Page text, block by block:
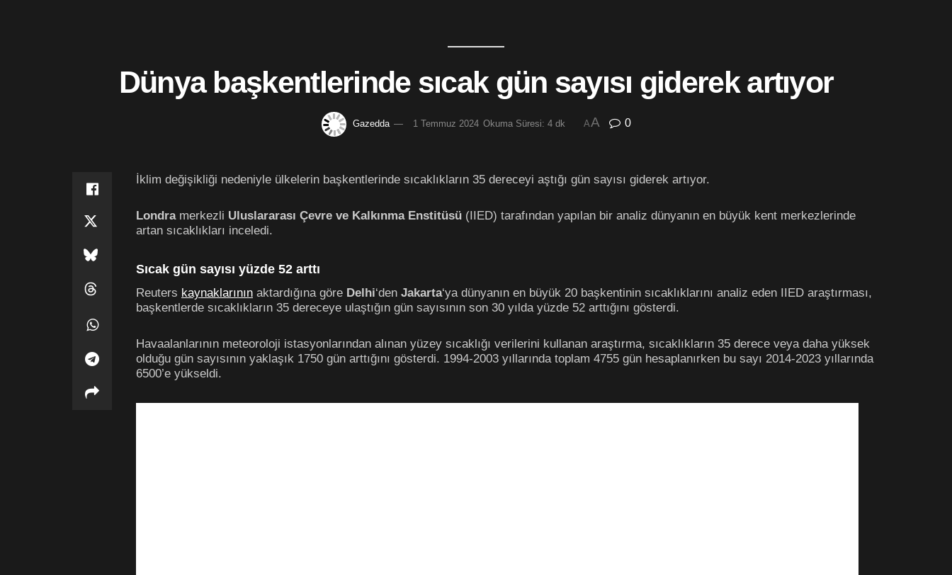
Dünya başkentlerinde sıcak gün sayısı giderek artıyor
Gazedda 1 Temmuz 2024 Okuma Süresi: 4 dk AA 0
İklim değişikliği nedeniyle ülkelerin başkentlerinde sıcaklıkların 35 dereceyi aştığı gün sayısı giderek artıyor.
Londramerkezli Uluslararası Çevre ve Kalkınma Enstitüsü (IIED) tarafından yapılan bir analiz dünyanın en büyük kent merkezlerinde
artan sıcaklıkları inceledi.
Sıcak gün sayısı yüzde 52 arttı
Reuters kaynaklarının aktardığına göre Delhi‘den Jakarta‘ya dünyanın en büyük 20 başkentinin sıcaklıklarını analiz eden IIED araştırması,
başkentlerde sıcaklıkların 35 dereceye ulaştığın gün sayısının son 30 yılda yüzde 52 arttığını gösterdi.
Havaalanlarının meteoroloji istasyonlarından alınan yüzey sıcaklığı verilerini kullanan araştırma, sıcaklıkların 35 derece veya daha yüksek
olduğu gün sayısının yaklaşık 1750 gün arttığını gösterdi. 1994-2003 yıllarında toplam 4755 gün hesaplanırken bu sayı 2014-2023 yıllarında
6500’e yükseldi.